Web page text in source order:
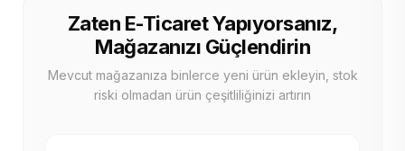
Zaten E-Ticaret Yapıyorsanız,
Mağazanızı Güçlendirin
Mevcut mağazanıza binlerce yeni ürün ekleyin, stok
riski olmadan ürün çeşitliliğinizi artırın